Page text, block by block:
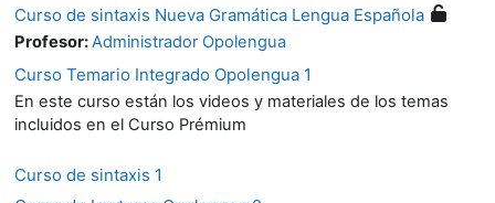
Curso de sintaxis Nueva Gramática Lengua Española
Profesor:Administrador Opolengua
Curso Temario Integrado Opolengua 1
En este curso están los videos y materiales de los temas
incluidos en el Curso Prémium
Curso de sintaxis 1